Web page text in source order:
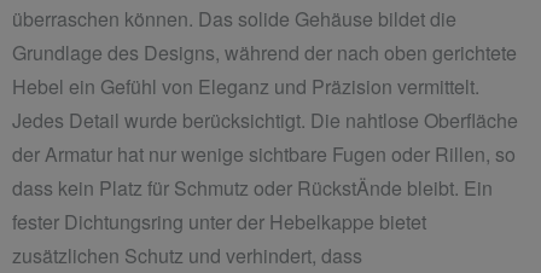
überraschen können. Das solide Gehäuse bildet die
Grundlage des Designs, während der nach oben gerichtete
Hebel ein Gefühl von Eleganz und Präzision vermittelt.
Jedes Detail wurde berücksichtigt. Die nahtlose Oberfläche
der Armatur hat nur wenige sichtbare Fugen oder Rillen, so
dass kein Platz für Schmutz oder RückstÄnde bleibt. Ein
fester Dichtungsring unter der Hebelkappe bietet
zusätzlichen Schutz und verhindert, dass